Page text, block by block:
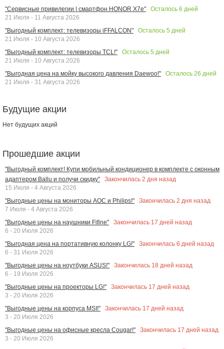
"Сервисные привилегии | смартфон HONOR X7e"
Осталось 6 дней
21 Июля - 11 Августа 2026
"Выгодный комплект: телевизоры iFFALCON"
Осталось 5 дней
21 Июля - 10 Августа 2026
"Выгодный комплект: телевизоры TCL!"
Осталось 5 дней
21 Июля - 10 Августа 2026
"Выгодная цена на мойку высокого давления Daewoo!"
Осталось 26 дней
21 Июля - 31 Августа 2026
Будущие акции
Нет будущих акций
Прошедшие акции
"Выгодный комплект! Купи мобильный кондиционер в комплекте с оконным
адаптером Ballu и получи скидку"
Закончилась 2 дня назад
15 Июля - 4 Августа 2026
"Выгодные цены на мониторы AOC и Philips!"
Закончилась 2 дня назад
7 Июля - 4 Августа 2026
"Выгодные цены на наушники Fifine"
Закончилась 17 дней назад
6 - 20 Июля 2026
"Выгодная цена на портативную колонку LG!"
Закончилась 6 дней назад
6 - 31 Июля 2026
"Выгодные цены на ноутбуки ASUS!"
Закончилась 18 дней назад
6 - 19 Июля 2026
"Выгодные цены на проекторы LG!"
Закончилась 17 дней назад
3 - 20 Июля 2026
"Выгодные цены на корпуса MSI!"
Закончилась 17 дней назад
3 - 20 Июля 2026
"Выгодные цены на офисные кресла Cougar!"
Закончилась 17 дней назад
3 - 20 Июля 2026